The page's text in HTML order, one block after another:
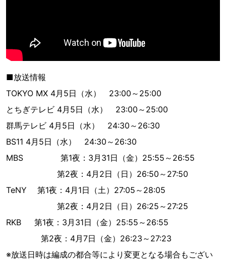
■放送情報
TOKYO MX 4月5日（水） 23:00～25:00
とちぎテレビ 4月5日（水） 23:00～25:00
群馬テレビ 4月5日（水） 24:30～26:30
BS11 4月5日（水） 24:30～26:30
MBS 第1夜：3月31日（金）25:55～26:55
第2夜：4月2日（日）26:50～27:50
TeNY 第1夜：4月1日（土）27:05～28:05
第2夜：4月2日（日）26:25～27:25
RKB 第1夜：3月31日（金）25:55～26:55
第2夜：4月7日（金）26:23～27:23
※放送日時は編成の都合等により変更となる場合もござい